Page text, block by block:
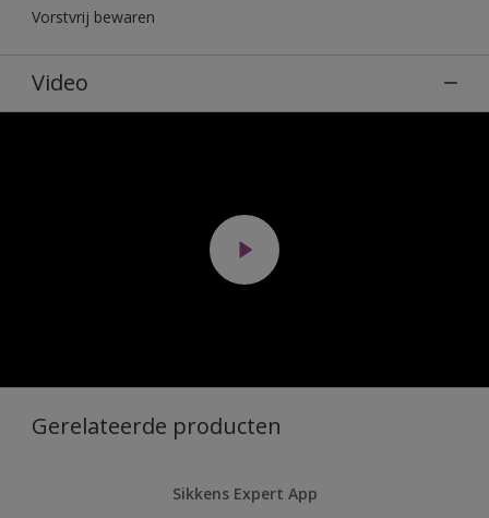
Vorstvrij bewaren
Video
Gerelateerde producten
Sikkens Expert App